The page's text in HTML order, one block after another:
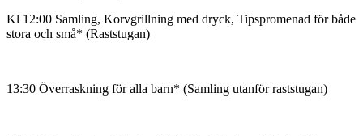
Kl 12:00 Samling, Korvgrillning med dryck, Tipspromenad för både
stora och små* (Raststugan)
13:30 Överraskning för alla barn* (Samling utanför raststugan)